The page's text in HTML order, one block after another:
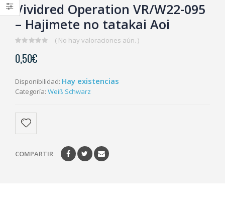
Vividred Operation VR/W22-095
– Hajimete no tatakai Aoi
out
of
( No hay valoraciones aún. )
0,50€
Disponibilidad: Hay existencias
Categoría: Weiß Schwarz
COMPARTIR